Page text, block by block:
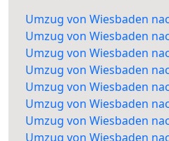
Umzug von Wiesbaden
Umzug von Wiesbaden
Umzug von Wiesbaden
Umzug von Wiesbaden
Umzug von Wiesbaden
Umzug von Wiesbaden
Umzug von Wiesbaden
Umzug von Wiesbaden